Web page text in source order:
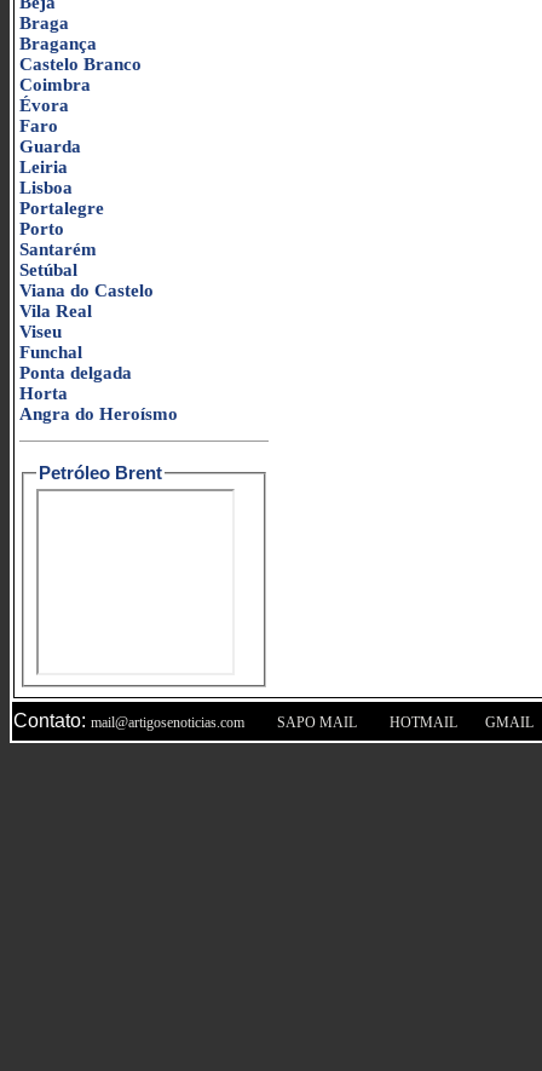
Braga
Bragança
Castelo Branco
Coimbra
Évora
Faro
Guarda
Leiria
Lisboa
Portalegre
Porto
Santarém
Setúbal
Viana do Castelo
Vila Real
Viseu
Funchal
Ponta delgada
Horta
Angra do Heroísmo
Petróleo Brent
Contato: mail@artigosenoticias.com SAPO MAIL HOTMAIL GMAIL